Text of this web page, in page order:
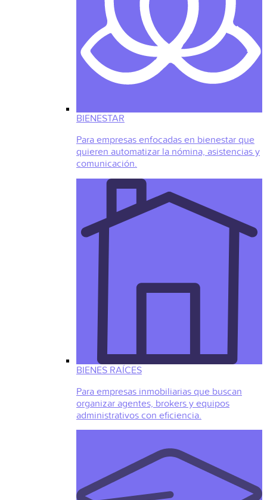
BIENESTAR
Para empresas enfocadas en bienestar que
quieren automatizar la nómina, asistencias y
comunicación.
BIENES RAÍCES
Para empresas inmobiliarias que buscan
organizar agentes, brokers y equipos
administrativos con eficiencia.